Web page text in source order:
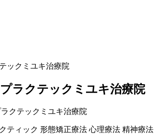
ックミユキ治療院
ラクテックミユキ治療院
ティック 形態矯正療法 心理療法 精神療法